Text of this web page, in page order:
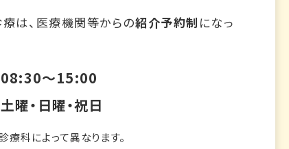
は、医療機関等からの紹介予約制 になっ
08:30～15:00
土曜・日曜・祝日
科によって異なります。